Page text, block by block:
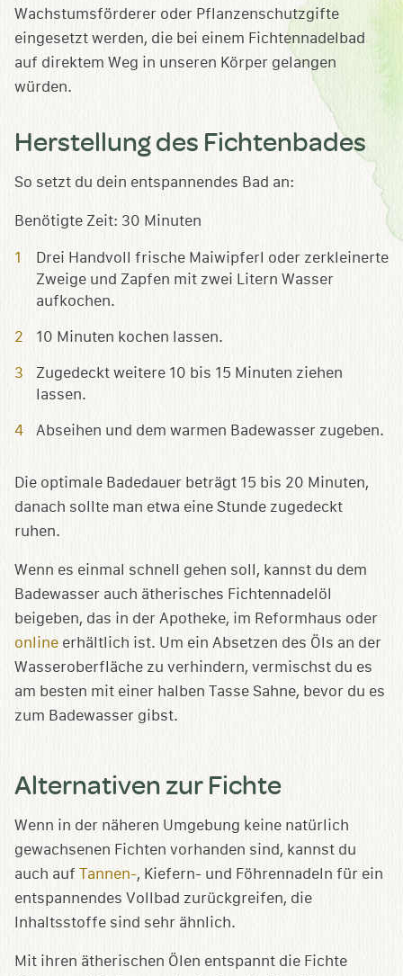
Wachstumsförderer oder Pflanzenschutzgifte
eingesetzt werden, die bei einem Fichtennadelbad
auf direktem Weg in unseren Körper gelangen
würden.
Herstellung des Fichtenbades
So setzt du dein entspannendes Bad an:
Benötigte Zeit: 30 Minuten
Drei Handvoll frische Maiwipferl oder zerkleinerte
Zweige und Zapfen mit zwei Litern Wasser
aufkochen.
10 Minuten kochen lassen.
Zugedeckt weitere 10 bis 15 Minuten ziehen
lassen.
Abseihen und dem warmen Badewasser zugeben.
Die optimale Badedauer beträgt 15 bis 20 Minuten,
danach sollte man etwa eine Stunde zugedeckt
ruhen.
Wenn es einmal schnell gehen soll, kannst du dem
Badewasser auch ätherisches Fichtennadelöl
beigeben, das in der Apotheke, im Reformhaus oder
online erhältlich ist. Um ein Absetzen des Öls an der
Wasseroberfläche zu verhindern, vermischst du es
am besten mit einer halben Tasse Sahne, bevor du es
zum Badewasser gibst.
Alternativen zur Fichte
Wenn in der näheren Umgebung keine natürlich
gewachsenen Fichten vorhanden sind, kannst du
auch auf Tannen-, Kiefern- und Föhrennadeln für ein
entspannendes Vollbad zurückgreifen, die
Inhaltsstoffe sind sehr ähnlich.
Mit ihren ätherischen Ölen entspannt die Fichte